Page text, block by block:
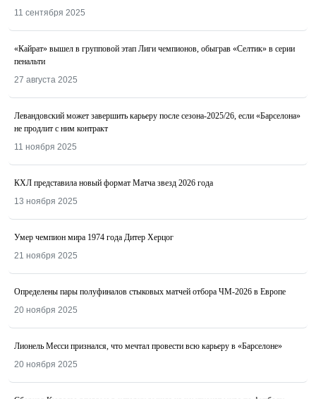
11 сентября 2025
«Кайрат» вышел в групповой этап Лиги чемпионов, обыграв «Селтик» в серии
пенальти
27 августа 2025
Левандовский может завершить карьеру после сезона-2025/26, если «Барселона»
не продлит с ним контракт
11 ноября 2025
КХЛ представила новый формат Матча звезд 2026 года
13 ноября 2025
Умер чемпион мира 1974 года Дитер Херцог
21 ноября 2025
Определены пары полуфиналов стыковых матчей отбора ЧМ-2026 в Европе
20 ноября 2025
Лионель Месси признался, что мечтал провести всю карьеру в «Барселоне»
20 ноября 2025